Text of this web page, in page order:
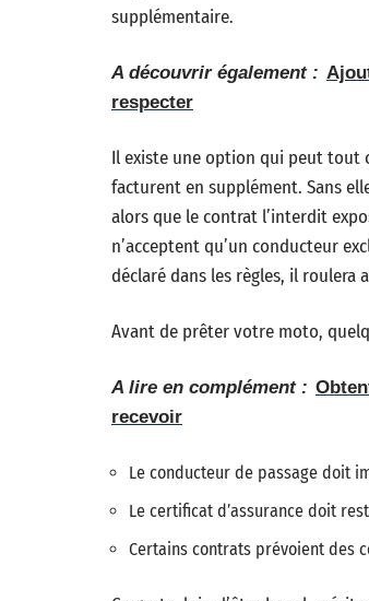
supplémentaire.
A découvrir également :
respecter
Il existe une option qui peut tout
facturent en supplément. Sans
alors que le contrat l’interdit
n’acceptent qu’un conducteur
déclaré dans les règles, il
Avant de prêter votre moto,
A lire en complément :
recevoir
Le conducteur de passage doit
Le certificat d’assurance doit
Certains contrats prévoient des